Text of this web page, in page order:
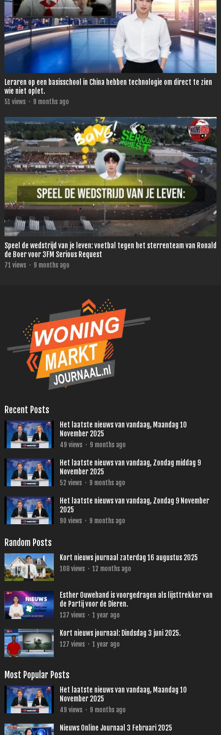
Leraren op een basisschool in China hebben technologie om direct te zien
wie niet oplet.
51 views · 9 months ago
Speel de wedstrijd van je leven: voetbal tegen het sterrenteam van Ronald
de Boer voor 3FM Serious Request
71 views · 9 months ago
Recent Posts
Het laatste nieuws van vandaag, Maandag 10
November 2025
49 views · 9 months ago
Het laatste nieuws van vandaag, Zondag middag 9
November 2025
52 views · 9 months ago
Het laatste nieuws van vandaag, Zondag 9 November
2025
90 views · 9 months ago
Random Posts
Kort nieuws journaal zaterdag 16 augustus 2025
108views · 12 months ago
Esther Ouwehand is voorgedragen als lijsttrekker van
de Partij voor de Dieren.
137 views · 1 year ago
Kort nieuws journaal: Dindsdag 3 juni 2025.
127 views · 1 year ago
Most Popular Posts
Het laatste nieuws van vandaag, Maandag 10
November 2025
49 views · 9 months ago
Nieuws Online Journaal 3 Februari 2025